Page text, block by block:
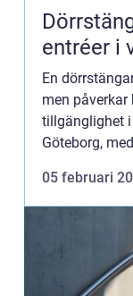
entréer i
En
men påverkar
tillgänglighet
Göteborg,
står och slår
05 februari